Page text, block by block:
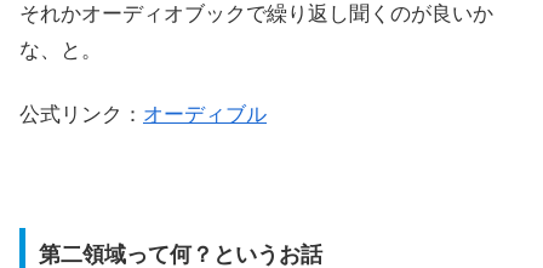
それかオーディオブックで繰り返し聞くのが良いか
な、と。
公式リンク： オーディブル
第二領域って何？というお話